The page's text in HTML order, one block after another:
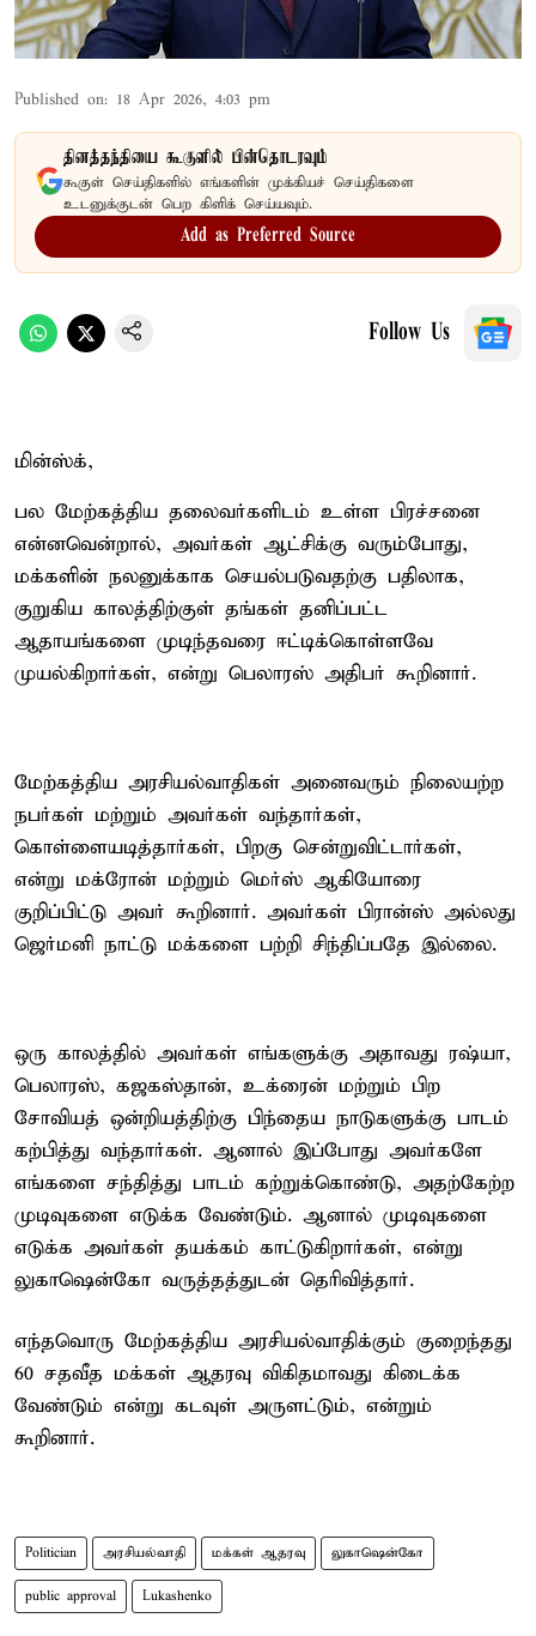
Published on: 18 Apr 2026, 4:03 pm
தினத்தந்தியை கூகுளில் பின்தொடரவும்
கூகுள் செய்திகளில் எங்களின் முக்கியச் செய்திகளை
உடனுக்குடன் பெற கிளிக் செய்யவும்.
Add as Preferred Source
Follow Us
மின்ஸ்க்,
பல மேற்கத்திய தலைவர்களிடம் உள்ள பிரச்சனை
என்னவென்றால், அவர்கள் ஆட்சிக்கு வரும்போது, ​​
மக்களின் நலனுக்காக செயல்படுவதற்கு பதிலாக,
குறுகிய காலத்திற்குள் தங்கள் தனிப்பட்ட
ஆதாயங்களை முடிந்தவரை ஈட்டிக்கொள்ளவே
முயல்கிறார்கள், என்று பெலாரஸ் அதிபர் கூறினார்.
மேற்கத்திய அரசியல்வாதிகள் அனைவரும் நிலையற்ற
நபர்கள் மற்றும் அவர்கள் வந்தார்கள்,
கொள்ளையடித்தார்கள், பிறகு சென்றுவிட்டார்கள்,
என்று மக்ரோன் மற்றும் மெர்ஸ் ஆகியோரை
குறிப்பிட்டு அவர் கூறினார். அவர்கள் பிரான்ஸ் அல்லது
ஜெர்மனி நாட்டு மக்களை பற்றி சிந்திப்பதே இல்லை.
ஒரு காலத்தில் அவர்கள் எங்களுக்கு அதாவது ரஷ்யா,
பெலாரஸ், கஜகஸ்தான், உக்ரைன் மற்றும் பிற
சோவியத் ஒன்றியத்திற்கு பிந்தைய நாடுகளுக்கு பாடம்
கற்பித்து வந்தார்கள். ஆனால் இப்போது அவர்களே
எங்களை சந்தித்து பாடம் கற்றுக்கொண்டு, அதற்கேற்ற
முடிவுகளை எடுக்க வேண்டும். ஆனால் முடிவுகளை
எடுக்க அவர்கள் தயக்கம் காட்டுகிறார்கள், என்று
லுகாஷென்கோ வருத்தத்துடன் தெரிவித்தார்.
எந்தவொரு மேற்கத்திய அரசியல்வாதிக்கும் குறைந்தது
60 சதவீத மக்கள் ஆதரவு விகிதமாவது கிடைக்க
வேண்டும் என்று கடவுள் அருளட்டும், என்றும்
கூறினார்.
Politician அரசியல்வாதி மக்கள் ஆதரவு லுகாஷென்கோ
public approval Lukashenko